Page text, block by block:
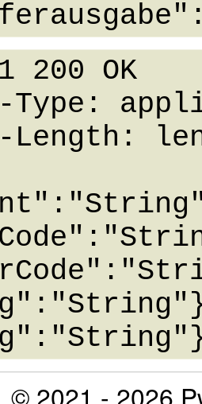
200 OK
Type:
Length:
© 2021 - 2026